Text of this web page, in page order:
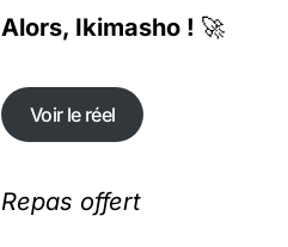
Alors, Ikimasho ! 🚀
Voir le réel
Voir le réel
Repas offert